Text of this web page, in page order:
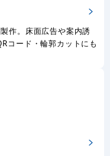
作。床面広告や案内誘
コード・輪郭カットにも